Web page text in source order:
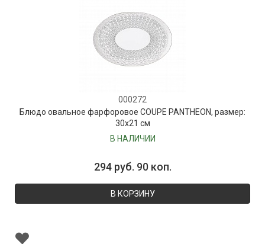
000272
Блюдо овальное фарфоровое COUPE PANTHEON, размер:
30х21 см
В НАЛИЧИИ
294 руб. 90 коп.
В КОРЗИНУ